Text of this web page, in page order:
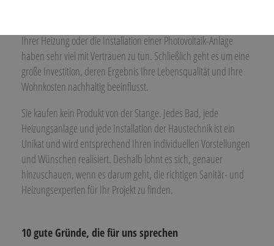
Ihrer Heizung oder die Installation einer Photovoltaik-Anlage
haben sehr viel mit Vertrauen zu tun. Schließlich geht es um eine
große Investition, deren Ergebnis Ihre Lebensqualität und Ihre
Wohnkosten nachhaltig beeinflusst.
Sie kaufen kein Produkt von der Stange. Jedes Bad, jede
Heizungsanlage und jede Installation der Haustechnik ist ein
Unikat und wird entsprechend Ihren individuellen Vorstellungen
und Wünschen realisiert. Deshalb lohnt es sich, genauer
hinzuschauen, wenn es darum geht, die richtigen Sanitär- und
Heizungsexperten für Ihr Projekt zu finden.
10 gute Gründe, die für uns sprechen